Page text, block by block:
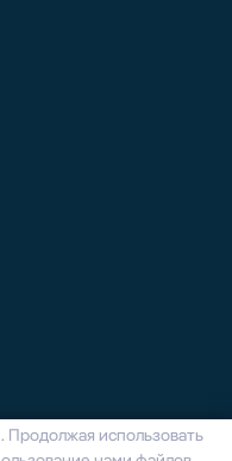
защищены
Продолжая использовать